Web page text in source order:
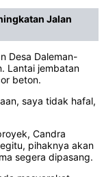
Jalan
Desa Daleman-
Lantai jembatan
beton.
saya tidak hafal,
Candra
pihaknya akan
segera dipasang.